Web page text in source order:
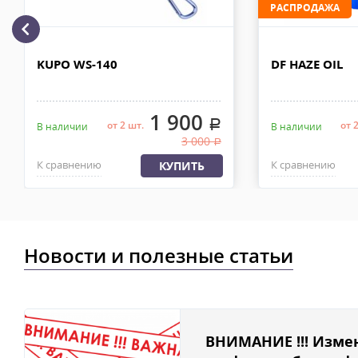
Отправку заказа курьерской службой EMS осуществляем из
KUPO WS-140
В наличии от 2 шт.1 900 .
3 000.
К сравнению КУПИТЬ
РАСПРОДАЖА
DF HAZE OIL
В наличии от
К сравнению
Новости и полезные статьи
ВНИМАНИЕ !!!